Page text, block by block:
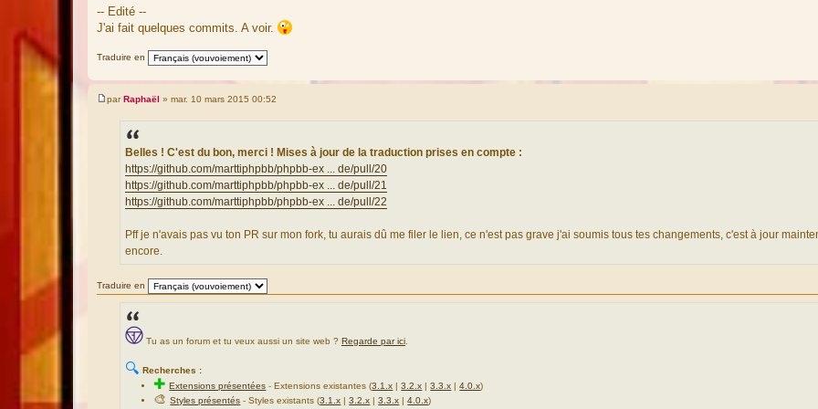
-- Edité --
J'ai fait quelques commits. A voir.
Traduire en
M
parRaphaël » mar. 10 mars 2015 00:52
Belles ! C'est du bon, merci ! Mises à jour de la traduction prises en compte :
https://github.com/marttiphpbb/phpbb-ex ... de/pull/20
https://github.com/marttiphpbb/phpbb-ex ... de/pull/21
https://github.com/marttiphpbb/phpbb-ex ... de/pull/22
Pff je n'avais pas vu ton PR sur mon fork, tu aurais dû me filer le lien, ce n'est pas grave j'ai soumis tous tes changements, c'est à jour
encore.
Traduire en
Tu as un forum et tu veux aussi un site web ? Regarde par ici
🔍 Recherches :
✚Extensions présentées -Extensions existantes (3.1.x |3.2.x |3.3.x |4.0.x)
🎨Styles présentés - Styles existants (3.1.x |3.2.x |3.3.x |4.0.x)